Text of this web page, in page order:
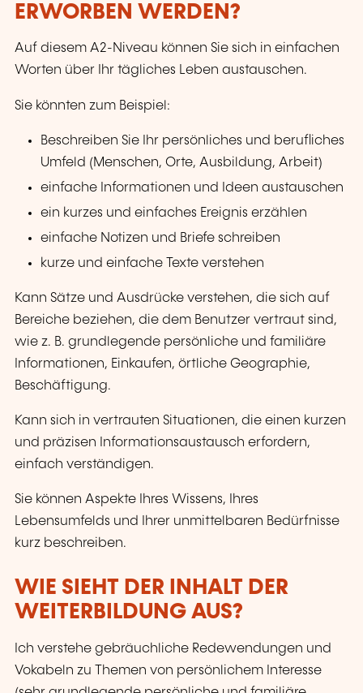
ERWORBEN WERDEN?
Auf diesem A2-Niveau können Sie sich in einfachen
Worten über Ihr tägliches Leben austauschen.
Sie könnten zum Beispiel:
Beschreiben Sie Ihr persönliches und berufliches
Umfeld (Menschen, Orte, Ausbildung, Arbeit)
einfache Informationen und Ideen austauschen
ein kurzes und einfaches Ereignis erzählen
einfache Notizen und Briefe schreiben
kurze und einfache Texte verstehen
Kann Sätze und Ausdrücke verstehen, die sich auf
Bereiche beziehen, die dem Benutzer vertraut sind,
wie z. B. grundlegende persönliche und familiäre
Informationen, Einkaufen, örtliche Geographie,
Beschäftigung.
Kann sich in vertrauten Situationen, die einen kurzen
und präzisen Informationsaustausch erfordern,
einfach verständigen.
Sie können Aspekte Ihres Wissens, Ihres
Lebensumfelds und Ihrer unmittelbaren Bedürfnisse
kurz beschreiben.
WIE SIEHT DER INHALT DER
WEITERBILDUNG AUS?
Ich verstehe gebräuchliche Redewendungen und
Vokabeln zu Themen von persönlichem Interesse